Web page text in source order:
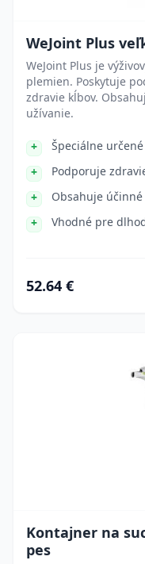
WeJoint Plus
WeJoint Plus je
plemien. Poskytuje
zdravie kĺbov.
užívanie.
Špeciálne
Podporuje
Obsahuje
Vhodné pre
52.64 €
Kontajner na
pes